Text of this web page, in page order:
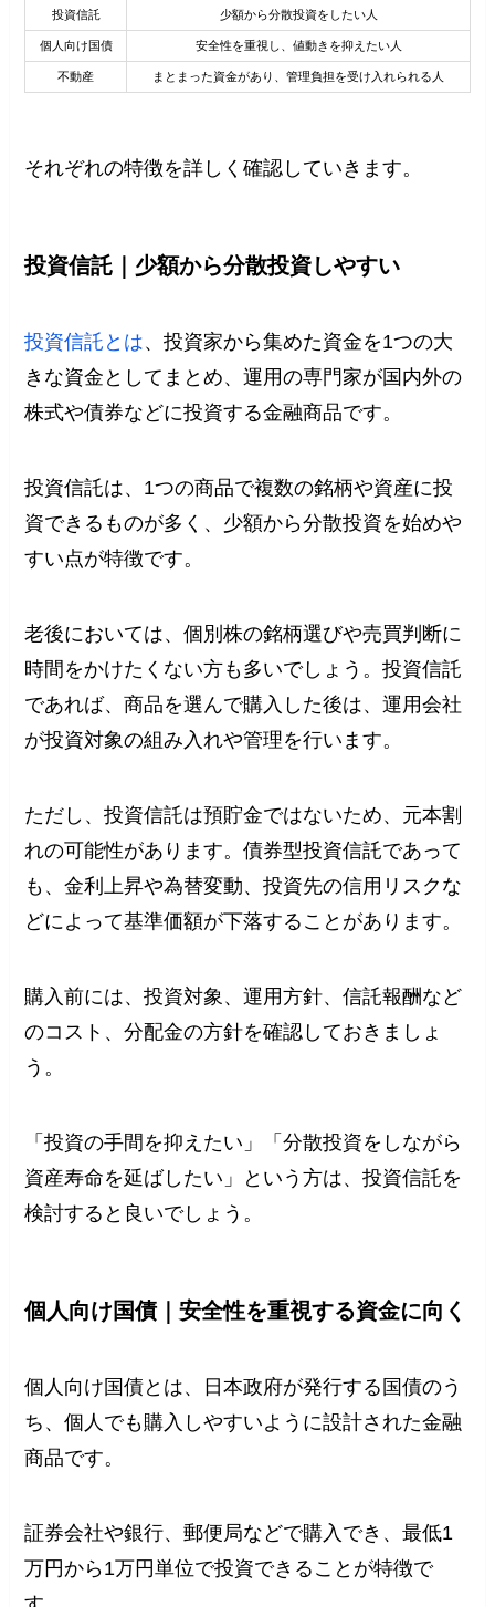
投資信託 少額から分散投資をしたい人
個人向け国債 安全性を重視し、値動きを抑えたい人
不動産 まとまった資金があり、管理負担を受け入れられる人
それぞれの特徴を詳しく確認していきます。
投資信託｜少額から分散投資しやすい
投資信託とは、投資家から集めた資金を1つの大
きな資金としてまとめ、運用の専門家が国内外の
株式や債券などに投資する金融商品です。
投資信託は、1つの商品で複数の銘柄や資産に投
資できるものが多く、少額から分散投資を始めや
すい点が特徴です。
老後においては、個別株の銘柄選びや売買判断に
時間をかけたくない方も多いでしょう。投資信託
であれば、商品を選んで購入した後は、運用会社
が投資対象の組み入れや管理を行います。
ただし、投資信託は預貯金ではないため、元本割
れの可能性があります。債券型投資信託であって
も、金利上昇や為替変動、投資先の信用リスクな
どによって基準価額が下落することがあります。
購入前には、投資対象、運用方針、信託報酬など
のコスト、分配金の方針を確認しておきましょ
う。
「投資の手間を抑えたい」「分散投資をしながら
資産寿命を延ばしたい」という方は、投資信託を
検討すると良いでしょう。
個人向け国債｜安全性を重視する資金に向く
個人向け国債とは、日本政府が発行する国債のう
ち、個人でも購入しやすいように設計された金融
商品です。
証券会社や銀行、郵便局などで購入でき、最低1
万円から1万円単位で投資できることが特徴で